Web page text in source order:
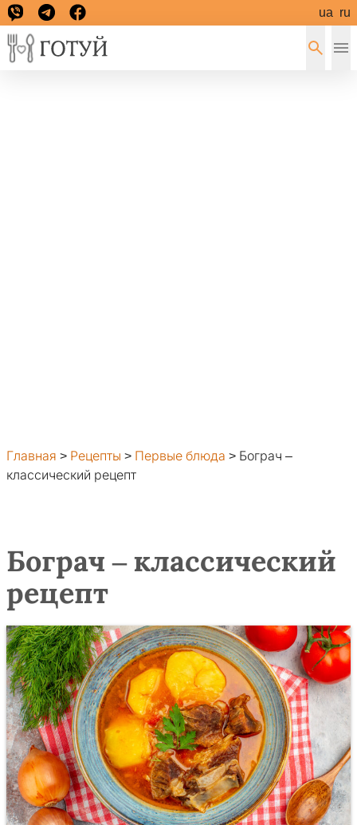
ua ru
Главная > Рецепты > Первые блюда > Бограч –
классический рецепт
Бограч – классический
рецепт